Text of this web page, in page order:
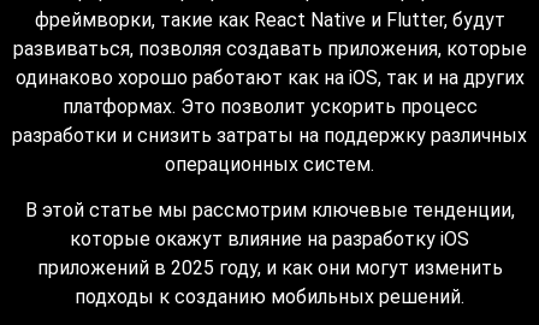
фреймворки, такие как React Native и Flutter, будут
развиваться, позволяя создавать приложения, которые
одинаково хорошо работают как на iOS, так и на других
платформах. Это позволит ускорить процесс
разработки и снизить затраты на поддержку различных
операционных систем.
В этой статье мы рассмотрим ключевые тенденции,
которые окажут влияние на разработку iOS
приложений в 2025 году, и как они могут изменить
подходы к созданию мобильных решений.